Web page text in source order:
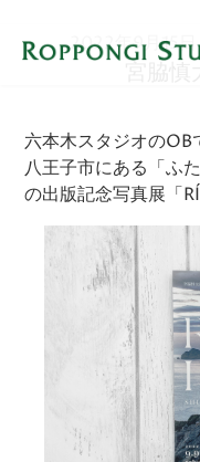
2022年9月15日
六本木スタジオのOB
八王子市にある「ふ
の出版記念写真展「